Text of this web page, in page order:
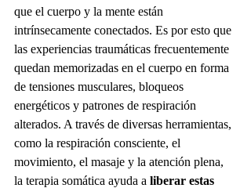
que el cuerpo y la mente están
intrínsecamente conectados. Es por esto que
las experiencias traumáticas frecuentemente
quedan memorizadas en el cuerpo en forma
de tensiones musculares, bloqueos
energéticos y patrones de respiración
alterados. A través de diversas herramientas,
como la respiración consciente, el
movimiento, el masaje y la atención plena,
la terapia somática ayuda a liberar estas